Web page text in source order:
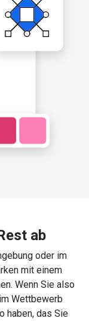
ab
oder im
mit einem
Wenn Sie also
Wettbewerb
haben, das Sie